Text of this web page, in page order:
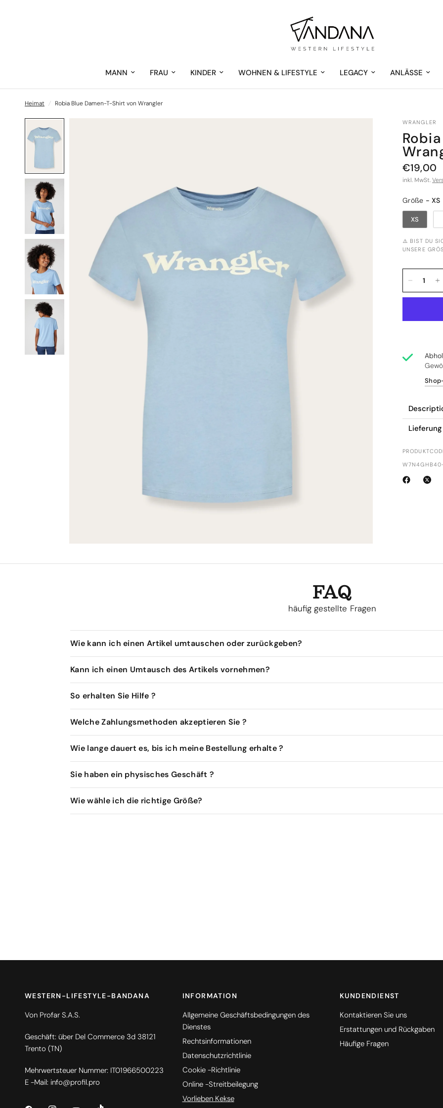
MANN FRAU KINDER WOHNEN & LIFESTYLE LEGACY ANLÄSSE
Heimat / Robia Blue Damen-T-Shirt von Wrangler
WRANGLER
€19,00
inkl. MwSt.
Größe
Größe - XS
XS
⚠️ BIST DU
NSERE
FAQ
häufig gestellte Fragen
Wie kann ich einen Artikel umtauschen oder zurückgeben?
Kann ich einen Umtausch des Artikels vornehmen?
So erhalten Sie Hilfe ?
Welche Zahlungsmethoden akzeptieren Sie ?
Wie lange dauert es, bis ich meine Bestellung erhalte ?
Sie haben ein physisches Geschäft ?
Wie wähle ich die richtige Größe?
WESTERN-LIFESTYLE-BANDANA
Von Profar S.A.S.
Geschäft: über Del Commerce 3d 38121
Trento (TN)
Mehrwertsteuer Nummer: IT01966500223
E -Mail: info@profil.pro
INFORMATION
Allgemeine Geschäftsbedingungen des
Dienstes
Rechtsinformationen
Datenschutzrichtlinie
Cookie -Richtlinie
Online -Streitbeilegung
Vorlieben Kekse
KUNDENDIENST
Kontaktieren Sie uns
Erstattungen und Rückgaben
Häufige Fragen